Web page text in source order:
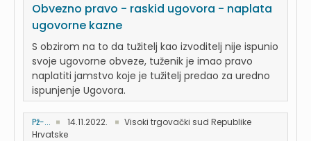
Obvezno pravo - raskid ugovora - naplata
ugovorne kazne
S obzirom na to da tužitelj kao izvoditelj nije ispunio
svoje ugovorne obveze, tuženik je imao pravo
naplatiti jamstvo koje je tužitelj predao za uredno
ispunjenje Ugovora.
Pž-... 14.11.2022.
Visoki trgovački sud Republike
Hrvatske